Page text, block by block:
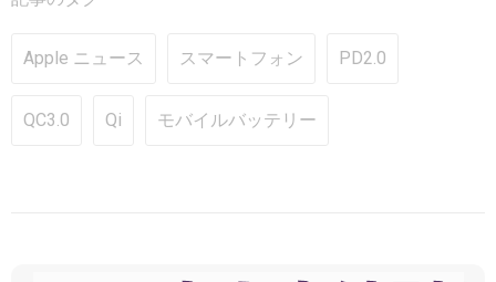
Apple ニュース スマートフォン PD2.0
QC3.0 Qi モバイルバッテリー